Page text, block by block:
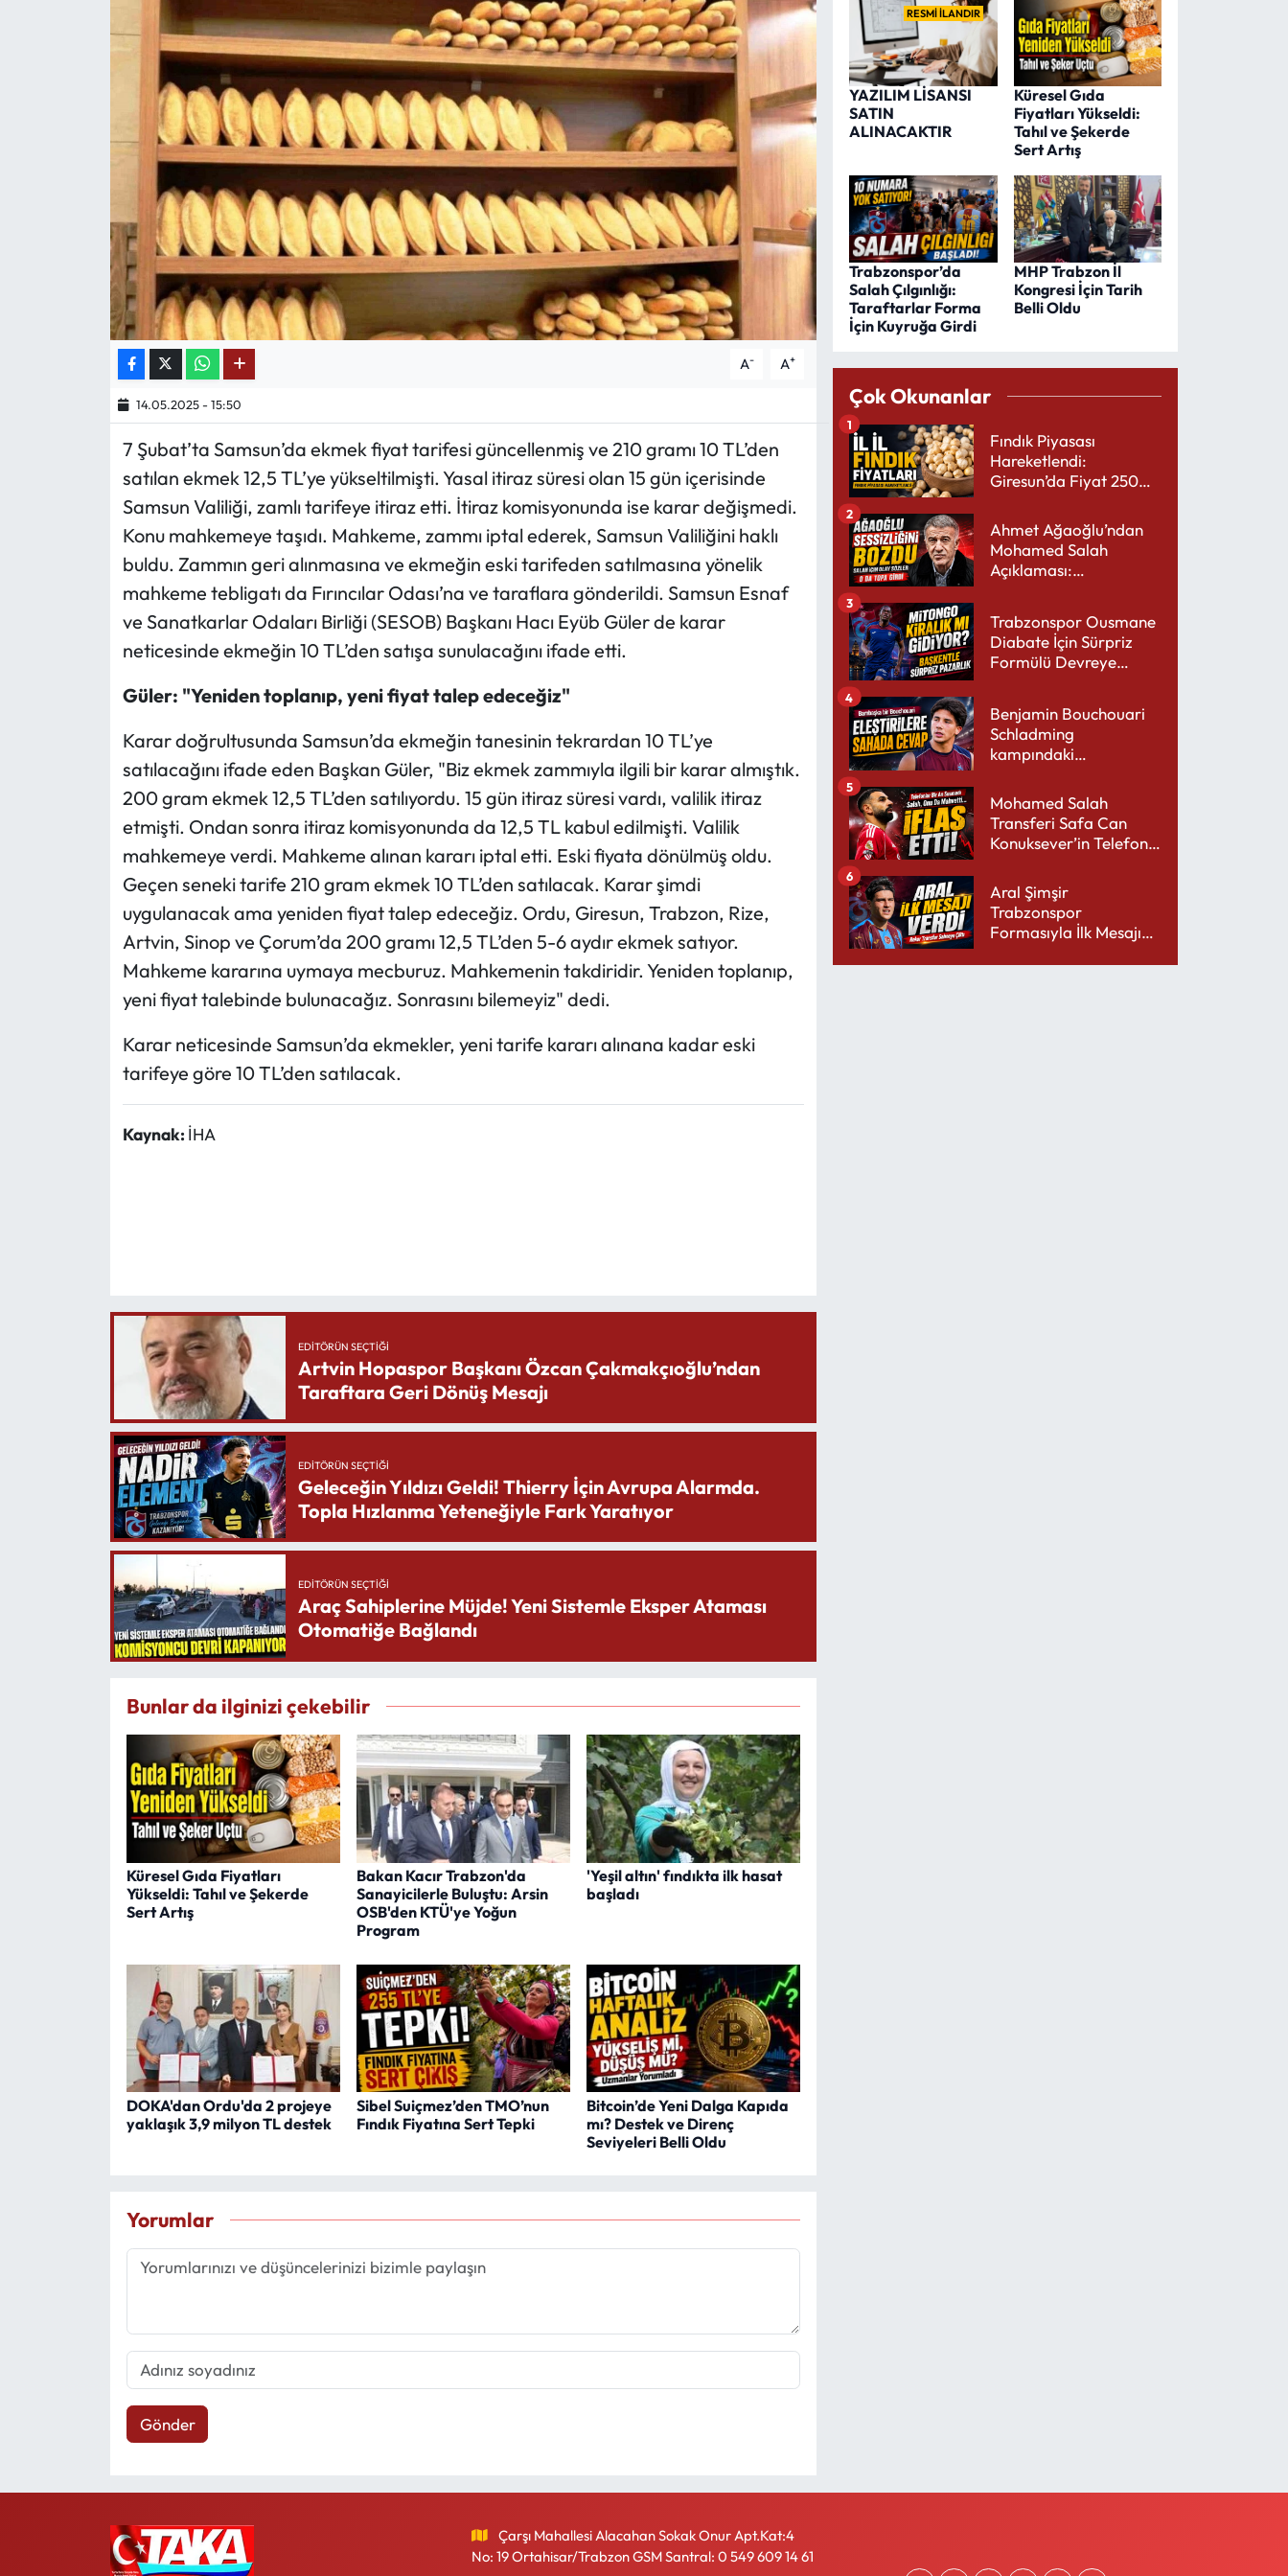
A- A+
14.05.2025 - 15:50
7 Şubat’ta Samsun’da ekmek fiyat tarifesi güncellenmiş ve 210 gramı 10 TL’den
satılan ekmek 12,5 TL’ye yükseltilmişti. Yasal itiraz süresi olan 15 gün içerisinde
Samsun Valiliği, zamlı tarifeye itiraz etti. İtiraz komisyonunda ise karar değişmedi.
Konu mahkemeye taşıdı. Mahkeme, zammı iptal ederek, Samsun Valiliğini haklı
buldu. Zammın geri alınmasına ve ekmeğin eski tarifeden satılmasına yönelik
mahkeme tebligatı da Fırıncılar Odası’na ve taraflara gönderildi. Samsun Esnaf
ve Sanatkarlar Odaları Birliği (SESOB) Başkanı Hacı Eyüb Güler de karar
neticesinde ekmeğin 10 TL’den satışa sunulacağını ifade etti.
Güler: "Yeniden toplanıp, yeni fiyat talep edeceğiz"
Karar doğrultusunda Samsun’da ekmeğin tanesinin tekrardan 10 TL’ye
satılacağını ifade eden Başkan Güler, "Biz ekmek zammıyla ilgili bir karar almıştık.
200 gram ekmek 12,5 TL’den satılıyordu. 15 gün itiraz süresi vardı, valilik itiraz
etmişti. Ondan sonra itiraz komisyonunda da 12,5 TL kabul edilmişti. Valilik
mahkemeye verdi. Mahkeme alınan kararı iptal etti. Eski fiyata dönülmüş oldu.
Geçen seneki tarife 210 gram ekmek 10 TL’den satılacak. Karar şimdi
uygulanacak ama yeniden fiyat talep edeceğiz. Ordu, Giresun, Trabzon, Rize,
Artvin, Sinop ve Çorum’da 200 gramı 12,5 TL’den 5-6 aydır ekmek satıyor.
Mahkeme kararına uymaya mecburuz. Mahkemenin takdiridir. Yeniden toplanıp,
yeni fiyat talebinde bulunacağız. Sonrasını bilemeyiz" dedi.
Karar neticesinde Samsun’da ekmekler, yeni tarife kararı alınana kadar eski
tarifeye göre 10 TL’den satılacak.
Kaynak: İHA
EDITÖRÜN SEÇTIĞI
Artvin Hopaspor Başkanı Özcan Çakmakçıoğlu’ndan
Taraftara Geri Dönüş Mesajı
EDITÖRÜN SEÇTIĞI
Geleceğin Yıldızı Geldi! Thierry İçin Avrupa Alarmda.
Topla Hızlanma Yeteneğiyle Fark Yaratıyor
EDITÖRÜN SEÇTIĞI
Araç Sahiplerine Müjde! Yeni Sistemle Eksper Ataması
Otomatiğe Bağlandı
Bunlar da ilginizi çekebilir
Küresel Gıda Fiyatları
Yükseldi: Tahıl ve Şekerde
Sert Artış
Bakan Kacır Trabzon'da
Sanayicilerle Buluştu: Arsin
OSB'den KTÜ'ye Yoğun
Program
'Yeşil altın' fındıkta ilk hasat
başladı
DOKA'dan Ordu'da 2 projeye
yaklaşık 3,9 milyon TL destek
Sibel Suiçmez’den TMO’nun
Fındık Fiyatına Sert Tepki
Bitcoin’de Yeni Dalga Kapıda
mı? Destek ve Direnç
Seviyeleri Belli Oldu
Yorumlar
Gönder
RESMİ İLANDIR
YAZILIM LİSANSI
SATIN
ALINACAKTIR
Küresel Gıda
Fiyatları Yükseldi:
Tahıl ve Şekerde
Sert Artış
Trabzonspor’da
Salah Çılgınlığı:
Taraftarlar Forma
İçin Kuyruğa Girdi
MHP Trabzon İl
Kongresi İçin Tarih
Belli Oldu
Çok Okunanlar
Fındık Piyasası
Hareketlendi:
Giresun’da Fiyat 250
1
Ahmet Ağaoğlu’ndan
Mohamed Salah
Açıklaması:
Yakışır
2
Trabzonspor Ousmane
Diabate İçin Sürpriz
Formülü Devreye
3
Benjamin Bouchouari
Schladming
kampındaki
4
Mohamed Salah
Transferi Safa Can
Konuksever’in Telefon
5
Aral Şimşir
Trabzonspor
Formasıyla İlk Mesajını
6
Çarşı Mahallesi Alacahan Sokak Onur Apt.Kat:4
No: 19 Ortahisar/Trabzon GSM Santral: 0 549 609 14 61
Mektup Galeri
Karikatür Galeri
ASTROLOJİ
Spor Yazıları
Mektup Galeri